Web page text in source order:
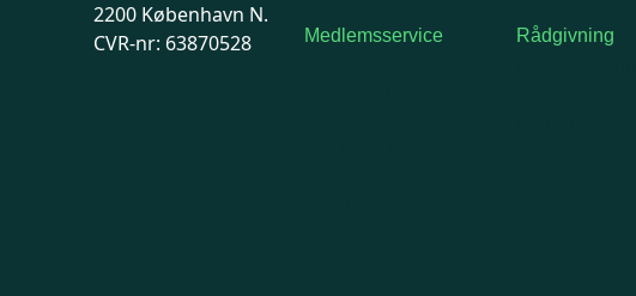
2200 København N.
CVR-nr: 63870528
Medlemsservice Rådgivning